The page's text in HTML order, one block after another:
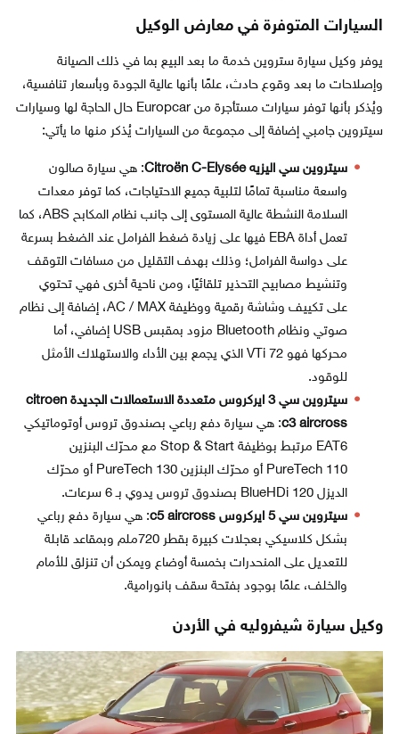
السيارات المتوفرة في معارض الوكيل
يوفر وكيل سيارة ستروين خدمة ما بعد البيع بما في ذلك الصيانة
وإصلاحات ما بعد وقوع حادث، علمًا بأنها عالية الجودة وبأسعار تنافسية،
ويُذكر بأنها توفر سيارات مستأجرة من Europcar حال الحاجة لها وسيارات
سيتروين جامبي إضافة إلى مجموعة من السيارات يُذكر منها ما يأتي:
سيتروين سي اليزيه Citroën C-Elysée
: هي سيارة صالون
واسعة مناسبة تمامًا لتلبية جميع الاحتياجات، كما توفر معدات
السلامة النشطة عالية المستوى إلى جانب نظام المكابح ABS، كما
تعمل أداة EBA فيها على زيادة ضغط الفرامل عند الضغط بسرعة
على دواسة الفرامل؛ وذلك بهدف التقليل من مسافات التوقف
وتنشيط مصابيح التحذير تلقائيًا، ومن ناحية أخرى فهي تحتوي
على تكييف وشاشة رقمية ووظيفة AC / MAX، إضافة إلى نظام
صوتي ونظام Bluetooth مزود بمقبس USB إضافي، أما
محركها فهو VTi 72 الذي يجمع بين الأداء والاستهلاك الأمثل
للوقود.
سيتروين سي 3 ايركروس متعددة الاستعمالات الجديدة citroen
c3 aircross: هي سيارة دفع رباعي بصندوق تروس أوتوماتيكي
EAT6 مرتبط بوظيفة Stop & Start مع محرّك البنزين
PureTech 110 أو محرّك البنزين PureTech 130 أو محرّك
الديزل BlueHDi 120 بصندوق تروس يدوي بـ 6 سرعات.
سيتروين سي 5 ايركروس c5 aircross
: هي سيارة دفع رباعي
بشكل كلاسيكي بعجلات كبيرة بقطر 720ملم وبمقاعد قابلة
للتعديل على المنحدرات بخمسة أوضاع ويمكن أن تنزلق للأمام
والخلف، علمًا بوجود بفتحة سقف بانورامية.
وكيل سيارة شيفروليه في الأردن